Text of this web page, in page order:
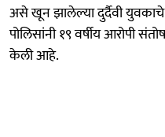
असे खून झालेल्या दुर्दैवी
पोलिसांनी १९ वर्षीय आरोपी
केली आहे.